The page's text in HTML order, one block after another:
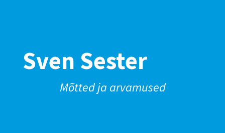
Sven Sester
Mõtted ja arvamused